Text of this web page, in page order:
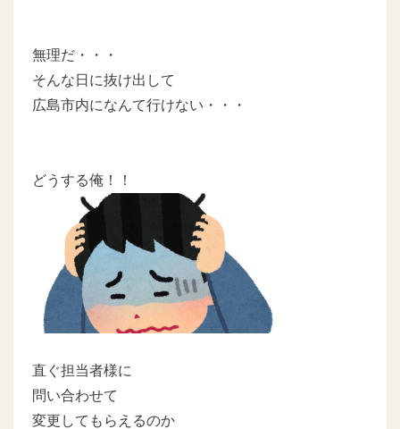
無理だ・・・
そんな日に抜け出して
広島市内になんて行けない・・・
どうする俺！！
直ぐ担当者様に
問い合わせて
変更してもらえるのか